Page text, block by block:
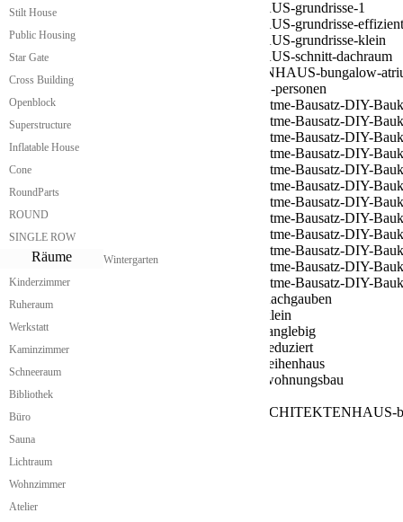
Stilt House
Public Housing
Star Gate
Cross Building
Openblock
Superstructure
Inflatable House
Cone
RoundParts
ROUND
SINGLE ROW
Räume
Wintergarten
Kinderzimmer
Ruheraum
Werkstatt
Kaminzimmer
Schneeraum
Bibliothek
Büro
Sauna
Lichtraum
Wohnzimmer
Atelier
Günstiges Fertighaus